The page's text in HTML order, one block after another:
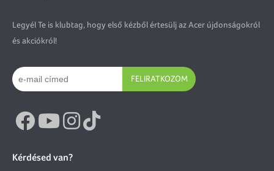
Legyél Te is klubtag, hogy első kézből értesülj az Acer újdonságokról
és akciókról!
FELIRATKOZOM
Kérdésed van?